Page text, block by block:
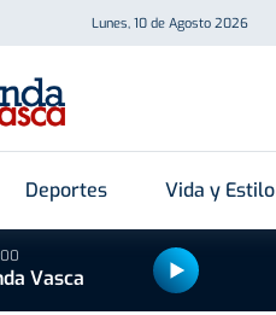
Lunes, 10 de Agosto 2026
Deportes Vida y Estilo
Vasca